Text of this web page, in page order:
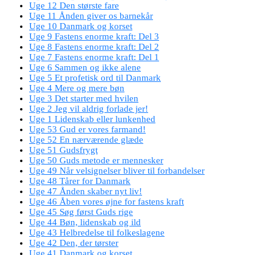
Uge 12 Den største fare
Uge 11 Ånden giver os barnekår
Uge 10 Danmark og korset
Uge 9 Fastens enorme kraft: Del 3
Uge 8 Fastens enorme kraft: Del 2
Uge 7 Fastens enorme kraft: Del 1
Uge 6 Sammen og ikke alene
Uge 5 Et profetisk ord til Danmark
Uge 4 Mere og mere bøn
Uge 3 Det starter med hvilen
Uge 2 Jeg vil aldrig forlade jer!
Uge 1 Lidenskab eller lunkenhed
Uge 53 Gud er vores farmand!
Uge 52 En nærværende glæde
Uge 51 Gudsfrygt
Uge 50 Guds metode er mennesker
Uge 49 Når velsignelser bliver til forbandelser
Uge 48 Tårer for Danmark
Uge 47 Ånden skaber nyt liv!
Uge 46 Åben vores øjne for fastens kraft
Uge 45 Søg først Guds rige
Uge 44 Bøn, lidenskab og ild
Uge 43 Helbredelse til folkeslagene
Uge 42 Den, der tørster
Uge 41 Danmark og korset